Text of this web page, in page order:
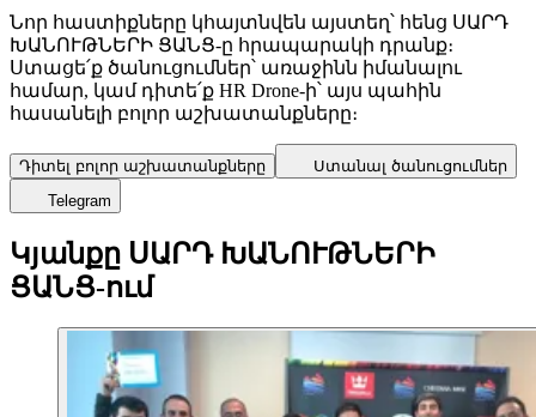
Նոր հաստիքները կհայտնվեն այստեղ՝ հենց ՍԱՐԴ
ԽԱՆՈՒԹՆԵՐԻ ՑԱՆՑ-ը հրապարակի դրանք։
Ստացե՛ք ծանուցումներ՝ առաջինն իմանալու
համար, կամ դիտե՛ք HR Drone-ի՝ այս պահին
հասանելի բոլոր աշխատանքները։
Դիտել բոլոր աշխատանքները
Ստանալ ծանուցումներ
Telegram
Կյանքը ՍԱՐԴ ԽԱՆՈՒԹՆԵՐԻ
ՑԱՆՑ-ում